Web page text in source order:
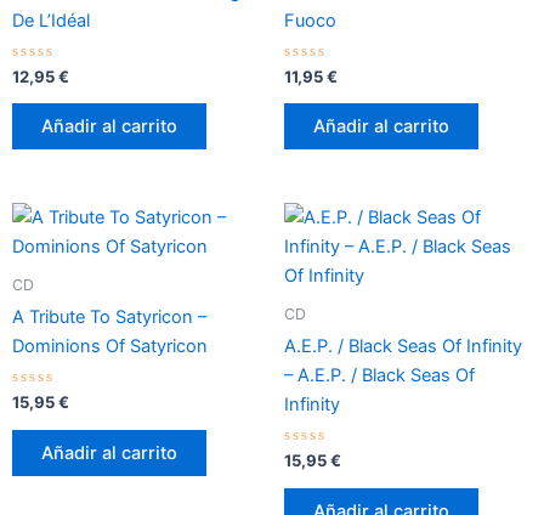
De L’Idéal
Valorado
con
0
12,95€
Añadir al carrito
Fuoco
Valorado
con
0
11,95€
Añadir al carrito
CD
A Tribute To Satyricon –
Dominions Of Satyricon
Valorado
con
0
15,95€
Añadir al carrito
CD
A.E.P. / Black Seas Of Infinity
– A.E.P. / Black Seas Of
Infinity
Valorado
con
0
15,95€